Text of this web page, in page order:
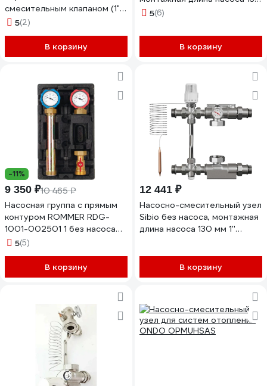
смесительным клапаном (1",
без насоса, DN 25) STOUT
5(2)
В корзину
мм VT.TECHNOMIX.0.130
5(6)
В корзину
-11%
9 350 ₽10 465 ₽
Насосная группа с прямым
контуром ROMMER RDG-
1001-002501 1 без насоса
RG0092KUU96IEL
5(5)
В корзину
12 441 ₽
Насосно-смесительный узел
Sibio без насоса, монтажная
длина насоса 130 мм 1''
В корзину